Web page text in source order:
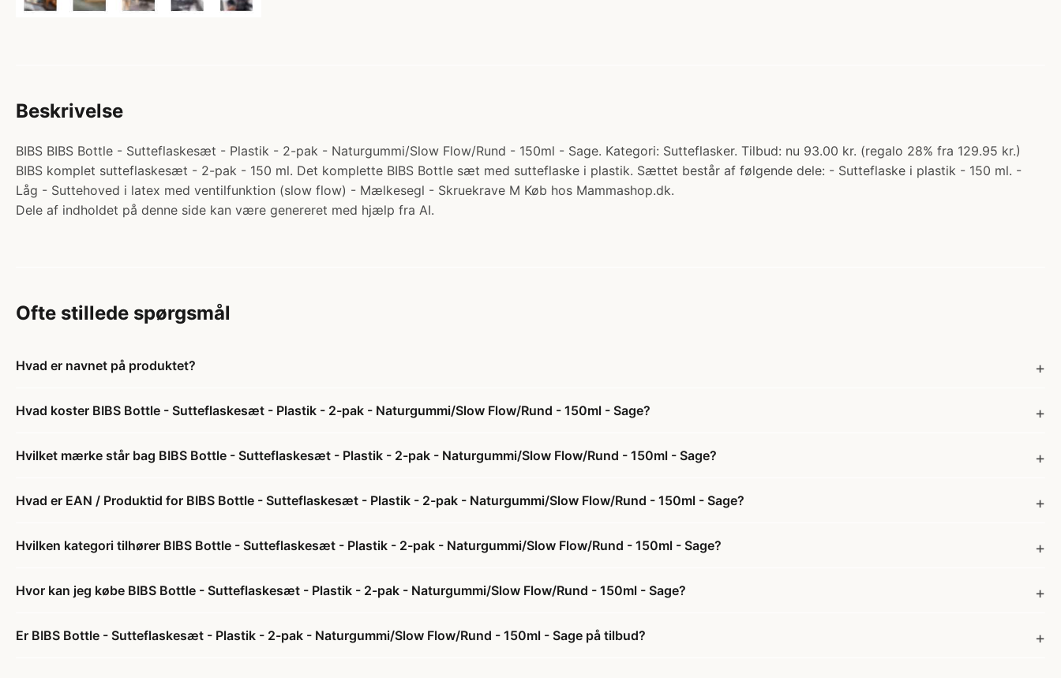
Beskrivelse
BIBS BIBS Bottle - Sutteflaskesæt - Plastik - 2-pak - Naturgummi/Slow Flow/Rund - 150ml - Sage. Kategori: Sutteflasker. Tilbud: nu 93.00 kr. (regalo 28% fra 129.95 kr.)
BIBS komplet sutteflaskesæt - 2-pak - 150 ml. Det komplette BIBS Bottle sæt med sutteflaske i plastik. Sættet består af følgende dele: - Sutteflaske i plastik - 150 ml. -
Låg - Suttehoved i latex med ventilfunktion (slow flow) - Mælkesegl - Skruekrave M Køb hos Mammashop.dk.
Dele af indholdet på denne side kan være genereret med hjælp fra AI.
Ofte stillede spørgsmål
Hvad er navnet på produktet?
Hvad koster BIBS Bottle - Sutteflaskesæt - Plastik - 2-pak - Naturgummi/Slow Flow/Rund - 150ml - Sage?
Hvilket mærke står bag BIBS Bottle - Sutteflaskesæt - Plastik - 2-pak - Naturgummi/Slow Flow/Rund - 150ml - Sage?
Hvad er EAN / Produktid for BIBS Bottle - Sutteflaskesæt - Plastik - 2-pak - Naturgummi/Slow Flow/Rund - 150ml - Sage?
Hvilken kategori tilhører BIBS Bottle - Sutteflaskesæt - Plastik - 2-pak - Naturgummi/Slow Flow/Rund - 150ml - Sage?
Hvor kan jeg købe BIBS Bottle - Sutteflaskesæt - Plastik - 2-pak - Naturgummi/Slow Flow/Rund - 150ml - Sage?
Er BIBS Bottle - Sutteflaskesæt - Plastik - 2-pak - Naturgummi/Slow Flow/Rund - 150ml - Sage på tilbud?